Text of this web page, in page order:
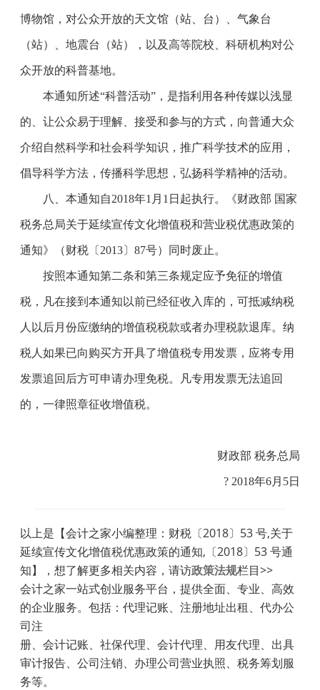
博物馆，对公众开放的天文馆（站、台）、气象台
（站）、地震台（站），以及高等院校、科研机构对公
众开放的科普基地。
本通知所述“科普活动”，是指利用各种传媒以浅显
的、让公众易于理解、接受和参与的方式，向普通大众
介绍自然科学和社会科学知识，推广科学技术的应用，
倡导科学方法，传播科学思想，弘扬科学精神的活动。
八、本通知自2018年1 月 1 日起执行。《财政部 国家
税务总局关于延续宣传文化增值税和营业税优惠政策的
通知》（财税〔 2013〕 87号）同时废止。
按照本通知第二条和第三条规定应予免征的增值
税，凡在接到本通知以前已经征收入库的，可抵减纳税
人以后月份应缴纳的增值税税款或者办理税款退库。纳
税人如果已向购买方开具了增值税专用发票，应将专用
发票追回后方可申请办理免税。凡专用发票无法追回
的，一律照章征收增值税。
财政部 税务总局
? 2018年6月 5日
以上是【会计之家小编整理：财税〔2018〕53 号,关于
延续宣传文化增值税优惠政策的通知,〔2018〕53 号通
知】，想了解更多相关内容，请访政策法规栏目>>
会计之家一站式创业服务平台，提供全面、专业、高效
的企业服务。包括：代理记账、注册地址出租、代办公
司注
册、会计记账、社保代理、会计代理、用友代理、出具
审计报告、公司注销、办理公司营业执照、税务筹划服
务等。